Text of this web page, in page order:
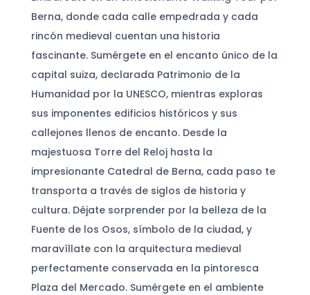
Berna, donde cada calle empedrada y cada
rincón medieval cuentan una historia
fascinante. Sumérgete en el encanto único de la
capital suiza, declarada Patrimonio de la
Humanidad por la UNESCO, mientras exploras
sus imponentes edificios históricos y sus
callejones llenos de encanto. Desde la
majestuosa Torre del Reloj hasta la
impresionante Catedral de Berna, cada paso te
transporta a través de siglos de historia y
cultura. Déjate sorprender por la belleza de la
Fuente de los Osos, símbolo de la ciudad, y
maravíllate con la arquitectura medieval
perfectamente conservada en la pintoresca
Plaza del Mercado. Sumérgete en el ambiente